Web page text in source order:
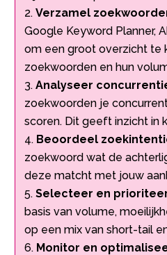
Verzamel
Google Keyword Planner,
om een groot overzicht te
zoekwoorden en hun
Analyseer
zoekwoorden je
scoren. Dit geeft inzicht in
Beoordeel
zoekwoord wat de
deze matcht met jouw
Selecteer en
basis van volume,
op een mix van short-tail
Monitor en